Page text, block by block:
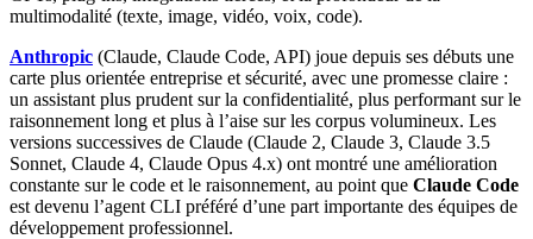
multimodalité (texte, image, vidéo, voix, code).
Anthropic (Claude, Claude Code, API) joue depuis ses débuts une
carte plus orientée entreprise et sécurité, avec une promesse claire :
un assistant plus prudent sur la confidentialité, plus performant sur le
raisonnement long et plus à l’aise sur les corpus volumineux. Les
versions successives de Claude (Claude 2, Claude 3, Claude 3.5
Sonnet, Claude 4, Claude Opus 4.x) ont montré une amélioration
constante sur le code et le raisonnement, au point que Claude Code
est devenu l’agent CLI préféré d’une part importante des équipes de
développement professionnel.